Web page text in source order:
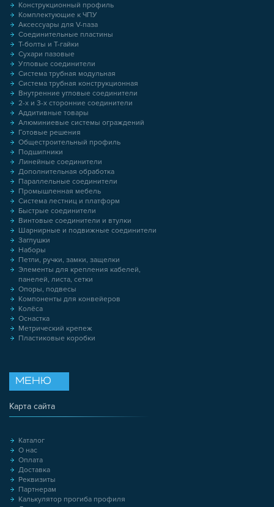
Конструкционный профиль
Комплектующие к ЧПУ
Аксессуары для V-паза
Соединительные пластины
Т-болты и Т-гайки
Сухари пазовые
Угловые соединители
Система трубная модульная
Система трубная конструкционная
Внутренние угловые соединители
2-х и 3-х сторонние соединители
Аддитивные товары
Алюминиевые системы ограждений
Готовые решения
Общестроительный профиль
Подшипники
Линейные соединители
Дополнительная обработка
Параллельные соединители
Промышленная мебель
Система лестниц и платформ
Быстрые соединители
Винтовые соединители и втулки
Шарнирные и подвижные соединители
Заглушки
Наборы
Петли, ручки, замки, защелки
Элементы для крепления кабелей,
панелей, листа, сетки
Опоры, подвесы
Компоненты для конвейеров
Колёса
Оснастка
Метрический крепеж
Пластиковые коробки
МЕНЮ
Карта сайта
Каталог
О нас
Оплата
Доставка
Реквизиты
Партнерам
Калькулятор прогиба профиля